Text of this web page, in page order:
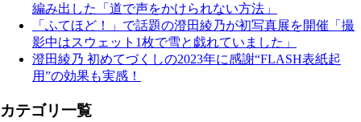
編み出した「道で声をかけられない方法」
「ふてほど！」で話題の澄田綾乃が初写真展を開催「撮
影中はスウェット1枚で雪と戯れていました」
澄田綾乃 初めてづくしの2023年に感謝“FLASH表紙起
用”の効果も実感！
カテゴリ一覧